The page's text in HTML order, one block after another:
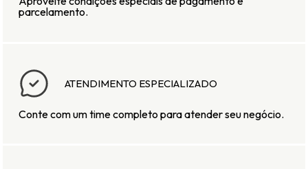
parcelamento.
ATENDIMENTO ESPECIALIZADO
Conte com um time completo para atender seu negócio.